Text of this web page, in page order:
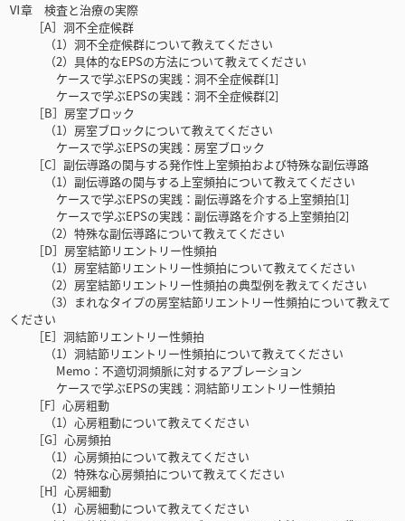
Ⅵ章 検査と治療の実際
［A］洞不全症候群
（1）洞不全症候群について教えてください
（2）具体的なEPSの方法について教えてください
ケースで学ぶEPSの実践：洞不全症候群[1]
ケースで学ぶEPSの実践：洞不全症候群[2]
［B］房室ブロック
（1）房室ブロックについて教えてください
ケースで学ぶEPSの実践：房室ブロック
［C］副伝導路の関与する発作性上室頻拍および特殊な副伝導路
（1）副伝導路の関与する上室頻拍について教えてください
ケースで学ぶEPSの実践：副伝導路を介する上室頻拍[1]
ケースで学ぶEPSの実践：副伝導路を介する上室頻拍[2]
（2）特殊な副伝導路について教えてください
［D］房室結節リエントリー性頻拍
（1）房室結節リエントリー性頻拍について教えてください
（2）房室結節リエントリー性頻拍の典型例を教えてください
（3）まれなタイプの房室結節リエントリー性頻拍について教えて
ください
［E］洞結節リエントリー性頻拍
（1）洞結節リエントリー性頻拍について教えてください
Memo：不適切洞頻脈に対するアブレーション
ケースで学ぶEPSの実践：洞結節リエントリー性頻拍
［F］心房粗動
（1）心房粗動について教えてください
［G］心房頻拍
（1）心房頻拍について教えてください
（2）特殊な心房頻拍について教えてください
［H］心房細動
（1）心房細動について教えてください